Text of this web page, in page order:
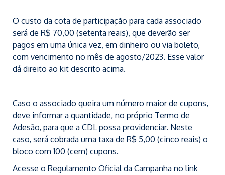
O custo da cota de participação para cada associado
será de R$ 70,00 (setenta reais), que deverão ser
pagos em uma única vez, em dinheiro ou via boleto,
com vencimento no mês de agosto/2023. Esse valor
dá direito ao kit descrito acima.
Caso o associado queira um número maior de cupons,
deve informar a quantidade, no próprio Termo de
Adesão, para que a CDL possa providenciar. Neste
caso, será cobrada uma taxa de R$ 5,00 (cinco reais) o
bloco com 100 (cem) cupons.
Acesse o Regulamento Oficial da Campanha no link